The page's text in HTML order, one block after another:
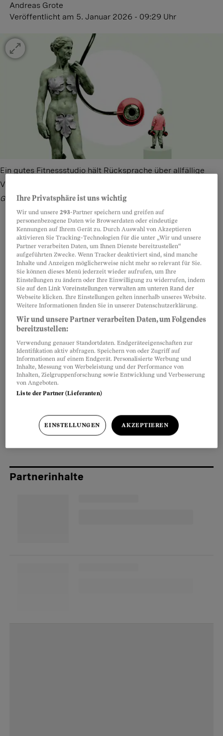
Andreas Grote
Veröffentlicht am 5. Januar 2026 - 09:29 Uhr
Ein gutes Fitnessstudio hält Rücksprache über allfällige
Vorerkrankungen und passt das Training an.
Gemini [Ki generiert] – Illustration: Joël Borter
Teilen Anhören Merken Kommentare
Artikel teilen
Januar ist die Zeit der guten Vorsätze. Jetzt ist
der richtige Moment, Mobilität undMuskeln zu
trainieren. Wir zeigen, worauf Sie achten sollten.
Wann zuerst ein ärztlicher Check-up nötig
ist
Bei Vorerkrankungen wie Herzproblemen und
Bluthochdruck, nach einer Operation, bei
Gelenkbeschwerden mit Schmerzen oder
stehende Fragen mit der Ärztin zu klären und
Vorsichtsmassnahmen zu besprechen.
Partnerinhalte
Ihre Privatsphäre ist uns wichtig
Wir und unsere293-Partner speichern und greifen auf
personenbezogene Daten wie Browserdaten oder eindeutige
Kennungen auf Ihrem Gerät zu. Durch Auswahl von Akzeptieren
aktivieren Sie Tracking-Technologien für die unter „Wir und unsere
Partner verarbeiten Daten, um Ihnen Dienste bereitzustellen“
aufgeführten Zwecke. Wenn Tracker deaktiviert sind, sind manche
Inhalte und Anzeigen möglicherweise nicht mehr so relevant für Sie.
Sie können dieses Menü jederzeit wieder aufrufen, um Ihre
Einstellungen zu ändern oder Ihre Einwilligung zu widerrufen, indem
Sie auf den Link Voreinstellungen verwalten am unteren Rand der
Webseite klicken. Ihre Einstellungen gelten innerhalb unseres Website.
Weitere Informationen finden Sie in unserer Datenschutzerklärung.
Wir und unsere Partner verarbeiten Daten, um Folgendes
bereitzustellen:
Verwendung genauer Standortdaten. Endgeräteeigenschaften zur
Identifikation aktiv abfragen. Speichern von oder Zugriff auf
Informationen auf einem Endgerät. Personalisierte Werbung und
Inhalte, Messung von Werbeleistung und der Performance von
Inhalten, Zielgruppenforschung sowie Entwicklung und Verbesserung
von Angeboten.
Liste der Partner (Lieferanten)
EINSTELLUNGEN AKZEPTIEREN